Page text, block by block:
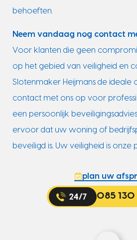
behoeften.
Neem vandaag nog contact
Voor klanten die geen
op het gebied van veiligheid en
Slotenmaker Heijmans de ideale
contact met ons op voor
een persoonlijk
ervoor dat uw woning of
beveiligd is. Uw veiligheid is onze
plan uw
085 130